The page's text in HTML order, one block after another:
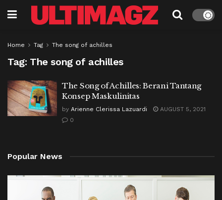
Home Tag The song of achilles
Tag: The song of achilles
The Song of Achilles: Berani Tantang
Konsep Maskulinitas
by Arienne Clerissa Lazuardi
AUGUST 5, 2021
0
Popular News